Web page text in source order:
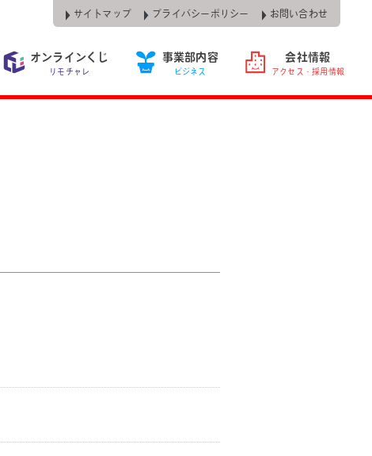
サイトマップ プライバシーポリシー お問い合わせ
オンラインくじ
リモチャレ
事業部内容
ビジネス
会社情報
アクセス・採用情報